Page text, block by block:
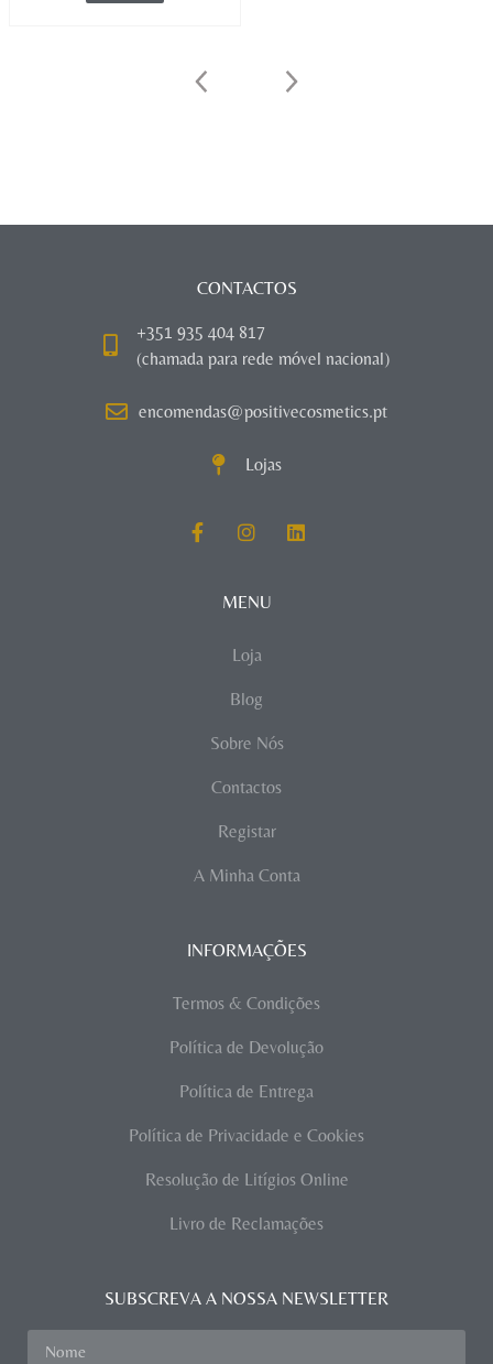
CONTACTOS
+351 935 404 817
(chamada para rede móvel nacional)
encomendas@positivecosmetics.pt
Lojas
MENU
Loja
Blog
Sobre Nós
Contactos
Registar
A Minha Conta
INFORMAÇÕES
Termos & Condições
Política de Devolução
Política de Entrega
Política de Privacidade e Cookies
Resolução de Litígios Online
Livro de Reclamações
SUBSCREVA A NOSSA NEWSLETTER